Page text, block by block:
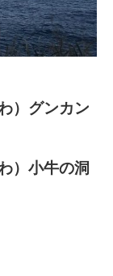
）グンカン
）小牛の洞